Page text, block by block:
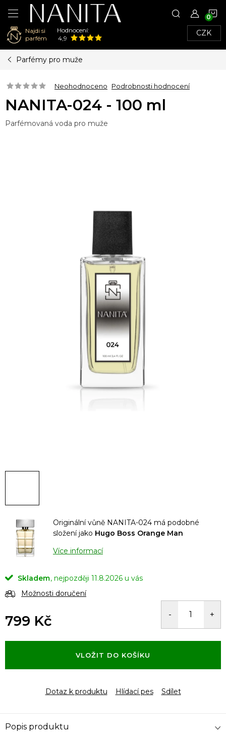
Najdi si
parfém
Hodnocení:
4,9
CZK
Parfémy pro muže
Neohodnoceno Podrobnosti hodnocení
NANITA-024 - 100 ml
Parfémovaná voda pro muže
Originální vůně NANITA-024 má podobné
složení jako Hugo Boss Orange Man
Více informací
Skladem
11.8.2026
Možnosti doručení
799 Kč
cena:
VLOŽIT DO KOŠÍKU
Dotaz k produktu Hlídací pes Sdílet
Popis produktu